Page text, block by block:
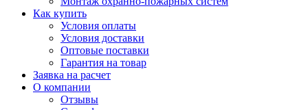
Как купить
Условия оплаты
Условия доставки
Оптовые поставки
Гарантия на товар
Заявка на расчет
О компании
Отзывы